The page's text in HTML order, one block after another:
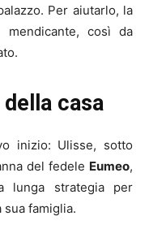
Per aiutarlo, la
così da
casa
inizio: Ulisse, sotto
del fedele Eumeo,
lunga strategia per
famiglia.